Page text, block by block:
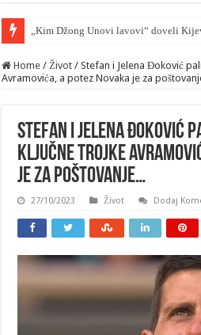
Home / Život / Stefan i Jelena Đoković
Avramovića, a potez Novaka je za
Stefan i Jelena Đoković
ključne trojke
je za poštovanje…
27/10/2023 Život Dodaj